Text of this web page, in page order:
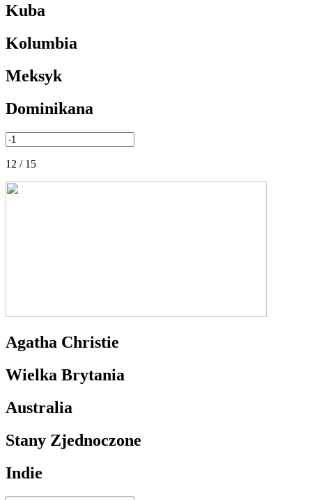
Kuba
Kolumbia
Meksyk
Dominikana
12 / 15
Agatha Christie
Wielka Brytania
Australia
Stany Zjednoczone
Indie